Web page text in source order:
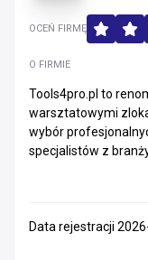
O FIRMIE
Tools4pro.pl to
warsztatowymi
wybór
specjalistów z
OCEŃ FIRMĘ
Data rejestracji